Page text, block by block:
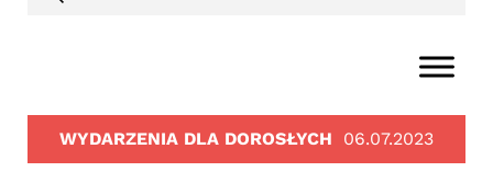
WYDARZENIA DLA DOROSŁYCH 06.07.2023